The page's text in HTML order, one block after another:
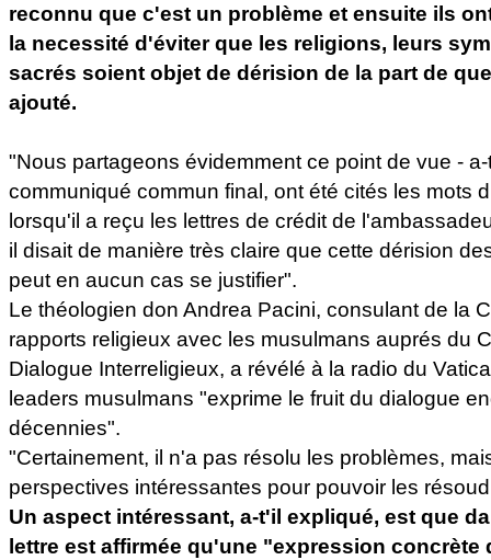
reconnu que c'est un problème et ensuite ils
la necessité d'éviter que les religions, leurs
sacrés soient objet de dérision de la part de
ajouté.
"Nous partageons évidemment ce point de vue -
communiqué commun final, ont été cités les mots
lorsqu'il a reçu les lettres de crédit de
il disait de manière très claire que cette dérision
peut en aucun cas se justifier".
Le théologien don Andrea Pacini, consulant de la
rapports religieux avec les musulmans auprés du
Dialogue Interreligieux, a révélé à la radio du
leaders musulmans "exprime le fruit du dialogue
décennies".
"Certainement, il n'a pas résolu les problèmes,
perspectives intéressantes pour pouvoir les
Un aspect intéressant, a-t'il expliqué, est que
lettre est affirmée qu'une "expression concrète